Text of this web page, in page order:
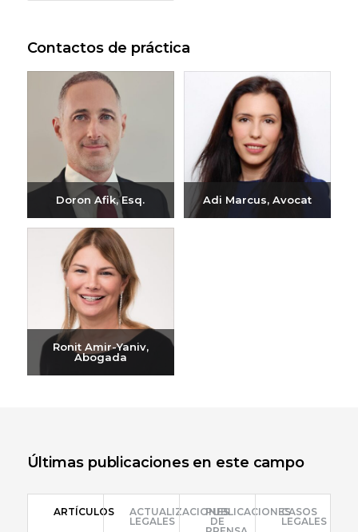
Contactos de práctica
Doron Afik, Esq.
Enviar correo
electrónico
+972-3-6093609
Adi Marcus, Avocat
Ronit Amir-Yaniv,
Abogada
Últimas publicaciones en este campo
ARTÍCULOS
ACTUALIZACIONES
LEGALES
PUBLICACIONES
DE
CASOS
LEGALES